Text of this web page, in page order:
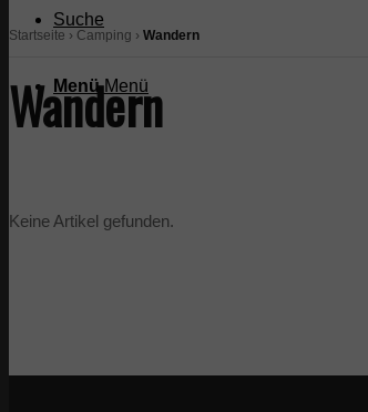
Suche
Menü Menü
Startseite › Camping › Wandern
Wandern
Keine Artikel gefunden.